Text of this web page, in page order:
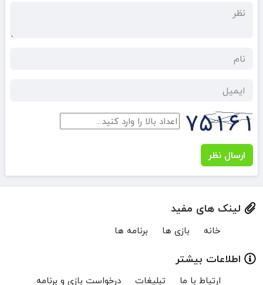
ارسال نظر
لینک های مفید
خانه بازی ها برنامه ها
اطلاعات بیشتر
ارتباط با ما تبلیغات درخواست بازی و برنامه